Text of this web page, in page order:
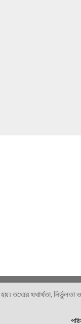
যথার্থতা, নির্ভুলতা ও